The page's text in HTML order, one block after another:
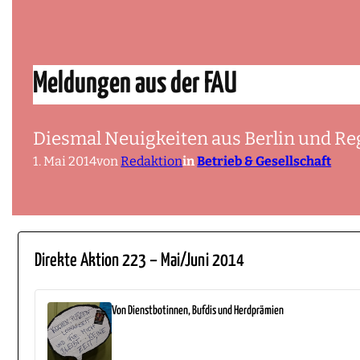
Meldungen aus der FAU
Diesmal Neuigkeiten aus Berlin und
1. Mai 2014vonRedaktioninBetrieb & Gesellschaft
Direkte Aktion 223 – Mai/Juni 2014
Von Dienstbotinnen, Bufdis und Herdprämien